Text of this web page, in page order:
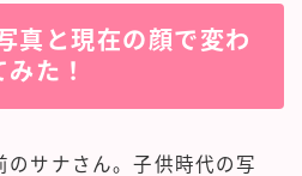
真と現在の顔で変わ
た！
のサナさん。子供時代の写